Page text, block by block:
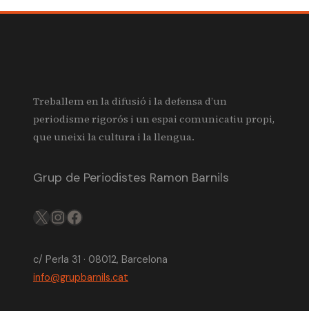
Treballem en la difusió i la defensa d’un
periodisme rigorós i un espai comunicatiu propi,
que uneixi la cultura i la llengua.
Grup de Periodistes Ramon Barnils
X IGFB
c/ Perla 31 · 08012, Barcelona
info@grupbarnils.cat